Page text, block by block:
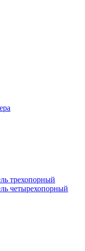
трехопорный
четырехопорный